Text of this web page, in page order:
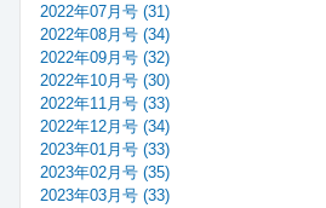
2022年07月号 (31)
2022年08月号 (34)
2022年09月号 (32)
2022年10月号 (30)
2022年11月号 (33)
2022年12月号 (34)
2023年01月号 (33)
2023年02月号 (35)
2023年03月号 (33)